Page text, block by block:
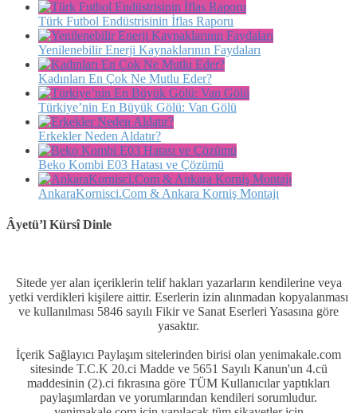
Türk Futbol Endüstrisinin İflas Raporu
Yenilenebilir Enerji Kaynaklarının Faydaları
Kadınları En Çok Ne Mutlu Eder?
Türkiye’nin En Büyük Gölü: Van Gölü
Erkekler Neden Aldatır?
Beko Kombi E03 Hatası ve Çözümü
AnkaraKornisci.Com & Ankara Korniş Montajı
Âyetü’l Kürsî Dinle
Sitede yer alan içeriklerin telif hakları yazarların kendilerine veya
yetki verdikleri kişilere aittir. Eserlerin izin alınmadan kopyalanması
ve kullanılması 5846 sayılı Fikir ve Sanat Eserleri Yasasına göre
yasaktır.
İçerik Sağlayıcı Paylaşım sitelerinden birisi olan yenimakale.com
sitesinde T.C.K 20.ci Madde ve 5651 Sayılı Kanun'un 4.cü
maddesinin (2).ci fıkrasına göre TÜM Kullanıcılar yaptıkları
paylaşımlardan ve yorumlarından kendileri sorumludur.